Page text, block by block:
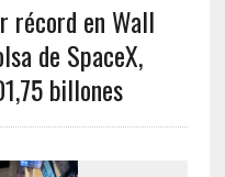
récord en Wall
de SpaceX,
billones